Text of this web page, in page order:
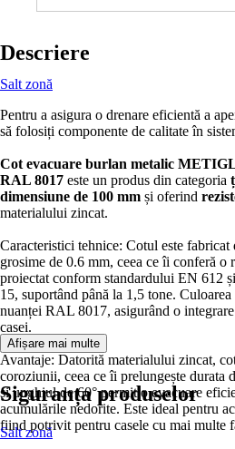
Descriere
Salt zonă
Pentru a asigura o drenare eficientă a
să folosiți componente de calitate în
Cot evacuare burlan metalic
RAL 8017 este un produs din categoria
dimensiune de 100 mm și oferind
materialului zincat.
Caracteristici tehnice: Cotul este
grosime de 0.6 mm, ceea ce îi conferă o
proiectat conform standardului EN 612
15, suportând până la 1,5 tone.
nuanței RAL 8017, asigurând o
casei.
Avantaje: Datorită materialului zincat,
coroziunii, ceea ce îi prelungește durata
și unghiul de 60° permit o evacuare
acumulările nedorite. Este ideal pentru
fiind potrivit pentru casele cu mai multe
Afișare mai multe
Siguranța produselor
Salt zonă